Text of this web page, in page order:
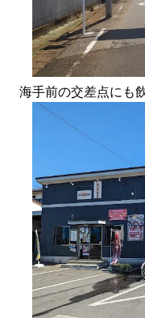
海手前の交差点にも